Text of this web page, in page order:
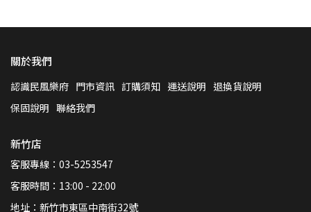
關於我們
認識民風樂府 門市資訊 訂購須知 運送說明 退換貨說明
保固說明 聯絡我們
新竹店
客服專線：03-5253547
客服時間：13:00 - 22:00
地址：新竹市東區中南街32號